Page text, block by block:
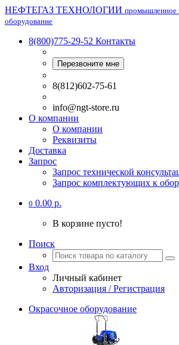
НЕФТЕГАЗ ТЕХНОЛОГИИ промышленное
оборудование
8(800)775-29-52 Контакты
Перезвоните мне
8(812)602-75-61
info@ngt-store.ru
О компании
О компании
Реквизиты
Доставка
Запрос
Запрос технической
Запрос комплектующих к
0 0.00 р.
В корзине пусто!
Поиск
Вход
Личный кабинет
Авторизация / Регистрация
Окрасочное оборудование